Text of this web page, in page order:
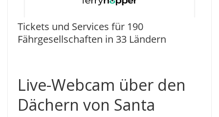
Tickets und Services für 190
Fährgesellschaften in 33 Ländern
Live-Webcam über den
Dächern von Santa